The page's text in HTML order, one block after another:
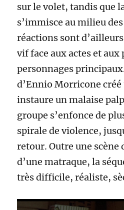
sur le volet, tandis que
s’immisce au milieu
réactions sont
vif face aux actes et aux
personnages
d’Ennio Morricone créé
instaure un malaise
groupe s’enfonce de
spirale de violence,
retour. Outre une scène
d’une matraque, la
très difficile, réaliste,